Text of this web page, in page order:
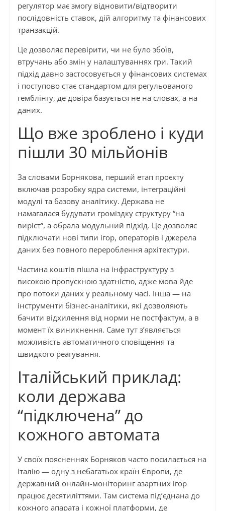
регулятор має змогу відновити/відтворити
послідовність ставок, дій алгоритму та фінансових
транзакцій.
Це дозволяє перевірити, чи не було збоїв,
втручань або змін у налаштуваннях гри. Такий
підхід давно застосовується у фінансових системах
і поступово стає стандартом для регульованого
гемблінгу, де довіра базується не на словах, а на
даних.
Що вже зроблено і куди
пішли 30 мільйонів
За словами Борнякова, перший етап проєкту
включав розробку ядра системи, інтеграційні
модулі та базову аналітику. Держава не
намагалася будувати громіздку структуру “на
виріст”, а обрала модульний підхід. Це дозволяє
підключати нові типи ігор, операторів і джерела
даних без повного перероблення архітектури.
Частина коштів пішла на інфраструктуру з
високою пропускною здатністю, адже мова йде
про потоки даних у реальному часі. Інша — на
інструменти бізнес-аналітики, які дозволяють
бачити відхилення від норми не постфактум, а в
момент їх виникнення. Саме тут з’являється
можливість автоматичного сповіщення та
швидкого реагування.
Італійський приклад:
коли держава
“підключена” до
кожного автомата
У своїх поясненнях Борняков часто посилається на
Італію — одну з небагатьох країн Європи, де
державний онлайн-моніторинг азартних ігор
працює десятиліттями. Там система під’єднана до
кожного апарата і кожної платформи, де